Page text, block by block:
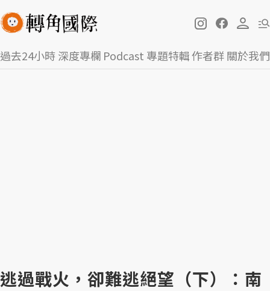
過去24小時深度專欄 Podcast 專題特輯作者群關於我們
逃過戰火，卻難逃絕望（下）：南